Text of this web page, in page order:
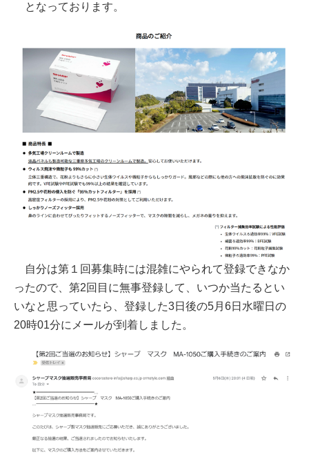
となっております。
自分は第１回募集時には混雑にやられて登録できなか
ったので、第2回目に無事登録して、いつか当たるとい
いなと思っていたら、登録した3日後の5月6日水曜日の
20時01分にメールが到着しました。